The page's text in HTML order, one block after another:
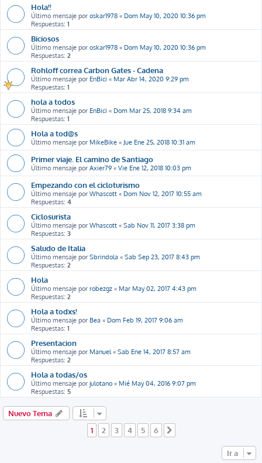
Hola!!
Último mensaje por oskar1978 « Dom May 10, 2020 10:36 pm
Respuestas: 1
Biciosos
Último mensaje por oskar1978 « Dom May 10, 2020 10:36 pm
Respuestas: 2
Rohloff correa Carbon Gates - Cadena
Último mensaje por EnBici « Mar Abr 14, 2020 9:29 pm
Respuestas: 1
hola a todos
Último mensaje por EnBici « Dom Mar 25, 2018 9:34 am
Respuestas: 1
Hola a tod@s
Último mensaje por MikeBike « Jue Ene 25, 2018 10:31 am
Primer viaje. El camino de Santiago
Último mensaje por Axier79 « Vie Ene 12, 2018 10:03 pm
Empezando con el cicloturismo
Último mensaje por Whascott « Dom Nov 12, 2017 10:55 am
Respuestas: 4
Ciclosurista
Último mensaje por Whascott « Sab Nov 11, 2017 3:38 pm
Respuestas: 3
Saludo de Italia
Último mensaje por Sbrindola « Sab Sep 23, 2017 8:43 pm
Respuestas: 2
Hola
Último mensaje por robezgz « Mar May 02, 2017 4:43 pm
Respuestas: 2
Hola a todxs!
Último mensaje por Bea « Dom Feb 19, 2017 9:06 am
Respuestas: 1
Presentacion
Último mensaje por Manuel« Sab Ene 14, 2017 8:57 am
Respuestas: 2
Hola a todas/os
Último mensaje por julotano « Mié May 04, 2016 9:07 pm
Respuestas: 5
Nuevo Tema
1
2 3 4 5 6
Ir a